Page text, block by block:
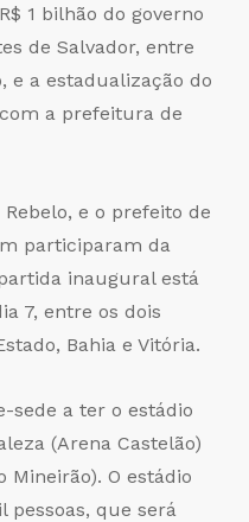
1 bilhão do governo
de Salvador, entre
e a estadualização do
a prefeitura de
e o prefeito de
participaram da
inaugural está
7, entre os dois
Bahia e Vitória.
sede a ter o estádio
(Arena Castelão)
Mineirão). O estádio
pessoas, que será